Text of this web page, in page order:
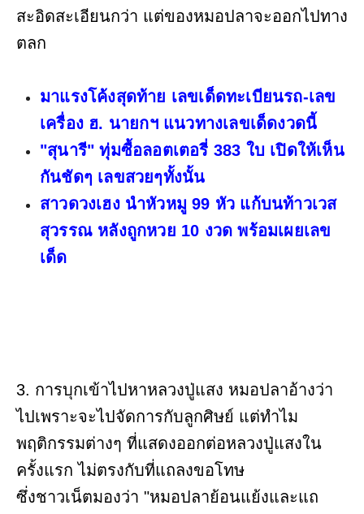
สะอิดสะเอียนกว่า แต่ของหมอปลาจะออกไปทาง
ตลก
มาแรงโค้งสุดท้าย เลขเด็ดทะเบียนรถ-เลข
เครื่อง ฮ. นายกฯ แนวทางเลขเด็ดงวดนี้
"สุนารี" ทุ่มซื้อลอตเตอรี่ 383 ใบ เปิดให้เห็น
กันชัดๆ เลขสวยๆทั้งนั้น
สาวดวงเฮง นำหัวหมู 99 หัว แก้บนท้าวเวส
สุวรรณ หลังถูกหวย 10 งวด พร้อมเผยเลข
เด็ด
3. การบุกเข้าไปหาหลวงปู่แสง หมอปลาอ้างว่า
ไปเพราะจะไปจัดการกับลูกศิษย์ แต่ทำไม
พฤติกรรมต่างๆ ที่แสดงออกต่อหลวงปู่แสงใน
ครั้งแรก ไม่ตรงกับที่แถลงขอโทษ
ซึ่งชาวเน็ตมองว่า "หมอปลาย้อนแย้งและแถ